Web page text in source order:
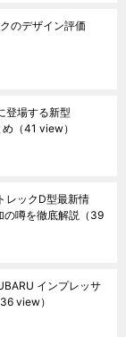
のデザイン評価
登場する新型
（41 view）
レックD型最新情
の噂を徹底解説 （39
インプレッサ
36 view）